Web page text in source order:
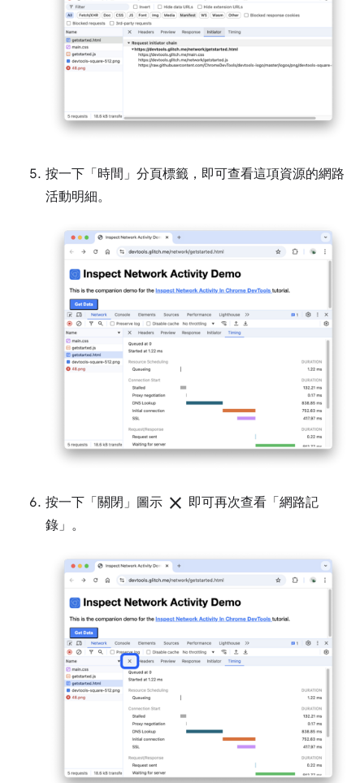
按一下「時間」 分頁標籤，即可查看這項資源的網路
活動明細。
按一下「關閉」 圖示 close 即可再次查看「網路記
錄」 。